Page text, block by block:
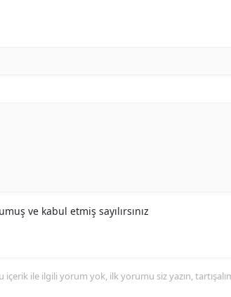
ve kabul etmiş sayılırsınız
içerik ile ilgili yorum yok, ilk yorumu siz yazın,